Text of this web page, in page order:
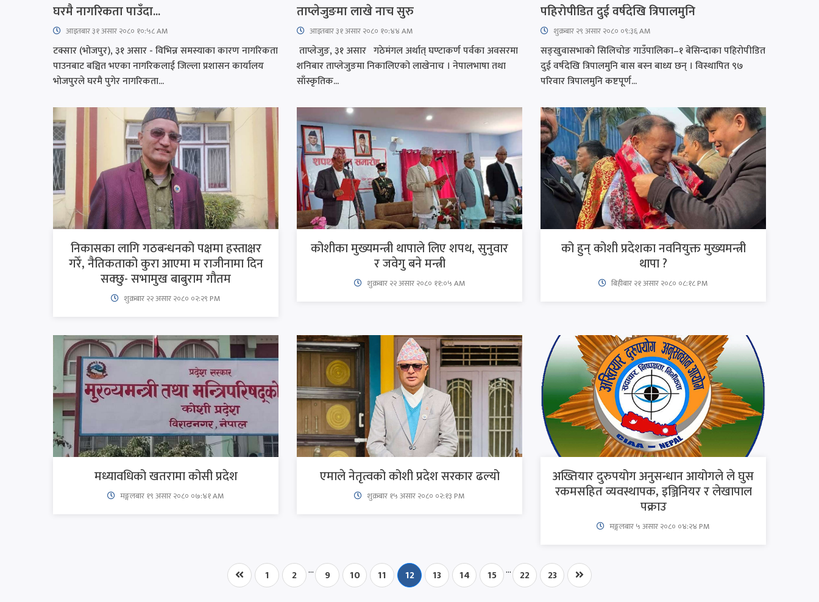
घरमै नागरिकता पाउँदा...
आइतबार​ ३१ असार २०८० १०:५८ AM
टक्सार (भोजपुर), ३१ असार - विभिन्न समस्याका कारण नागरिकता
पाउनबाट बञ्चित भएका नागरिकलाई जिल्ला प्रशासन कार्यालय
भोजपुरले घरमै पुगेर नागरिकता...
ताप्लेजुङमा लाखे नाच सुरु
आइतबार​ ३१ असार २०८० १०:४४ AM
ताप्लेजुङ, ३१ असार गठेमंगल अर्थात् घण्टाकर्ण पर्वका अवसरमा
शनिबार ताप्लेजुङमा निकालिएको लाखेनाच । नेपालभाषा तथा
साँस्कृतिक...
पहिरोपीडित दुई वर्षदेखि त्रिपालमुनि
शुक्रबार​ २९ असार २०८० ०९:३६ AM
सङ्खुवासभाको सिलिचोङ गाउँपालिका–१ बेसिन्दाका पहिरोपीडित
दुई वर्षदेखि त्रिपालमुनि बास बस्न बाध्य छन् । विस्थापित ९७
परिवार त्रिपालमुनि कष्टपूर्ण...
निकासका लागि गठबन्धनको पक्षमा हस्ताक्षर
गरेँ, नैतिकताको कुरा आएमा म राजीनामा दिन
सक्छु- सभामुख बाबुराम गौतम
शुक्रबार​ २२ असार २०८० ०२:२९ PM
कोशीका मुख्यमन्त्री थापाले लिए शपथ, सुनुवार
र जवेगु बने मन्त्री
शुक्रबार​ २२ असार २०८० ११:०५ AM
को हुन् कोशी प्रदेशका नवनियुक्त मुख्यमन्त्री
थापा ?
बिहीबार २१ असार २०८० ०८:१८ PM
मध्यावधिको खतरामा कोसी प्रदेश
मङ्गलबार १९ असार २०८० ०७:४१ AM
एमाले नेतृत्वको कोशी प्रदेश सरकार ढल्यो
शुक्रबार​ १५ असार २०८० ०२:१३ PM
अख्तियार दुरुपयोग अनुसन्धान आयोगले ले घुस
रकमसहित व्यवस्थापक, इञ्जिनियर र लेखापाल
पक्राउ
मङ्गलबार ५ असार २०८० ०४:२४ PM
1 2 ... 9 10 11 12 13 14 15 ... 22 23